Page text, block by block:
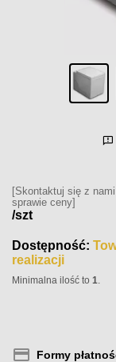
[Skontaktuj się z
sprawie ceny]
/szt
Dostępność:
realizacji
Minimalna ilość to1.
Formy